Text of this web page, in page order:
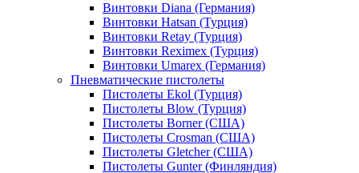
Винтовки Diana (Германия)
Винтовки Hatsan (Турция)
Винтовки Retay (Турция)
Винтовки Reximex (Турция)
Винтовки Umarex (Германия)
Пневматические пистолеты
Пистолеты Ekol (Турция)
Пистолеты Blow (Турция)
Пистолеты Borner (США)
Пистолеты Crosman (США)
Пистолеты Gletcher (США)
Пистолеты Gunter (Финляндия)